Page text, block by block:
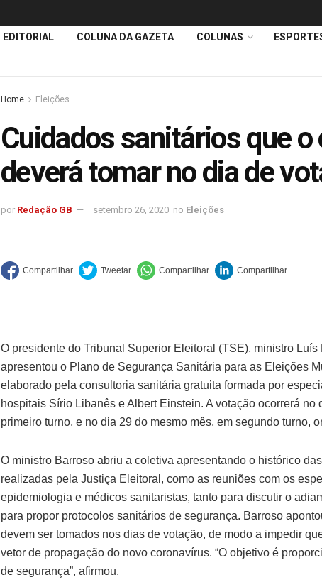
EDITORIAL COLUNA DA GAZETA COLUNAS
Home Eleições
Cuidados sanitários que o
deverá tomar no dia de
por Redação GB setembro 26, 2020 no Eleições
O presidente do Tribunal Superior Eleitoral (TSE), ministro Luís
apresentou o Plano de Segurança Sanitária para as Eleições
elaborado pela consultoria sanitária gratuita formada por
hospitais Sírio Libanês e Albert Einstein. A votação ocorrerá no
primeiro turno, e no dia 29 do mesmo mês, em segundo turno,
O ministro Barroso abriu a coletiva apresentando o histórico
realizadas pela Justiça Eleitoral, como as reuniões com os
epidemiologia e médicos sanitaristas, tanto para discutir o
para propor protocolos sanitários de segurança. Barroso
devem ser tomados nos dias de votação, de modo a impedir
vetor de propagação do novo coronavírus. “O objetivo é
de segurança”, afirmou.